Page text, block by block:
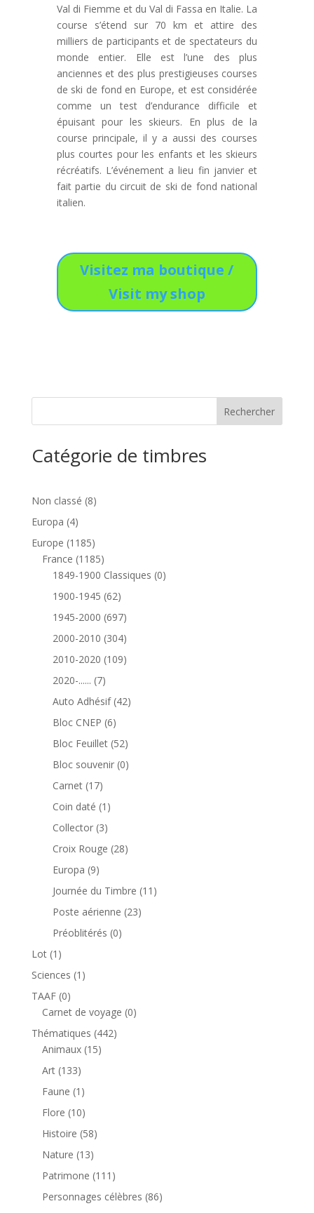
Val di Fiemme et du Val di Fassa en Italie. La
course s’étend sur 70 km et attire des
milliers de participants et de spectateurs du
monde entier. Elle est l’une des plus
anciennes et des plus prestigieuses courses
de ski de fond en Europe, et est considérée
comme un test d’endurance difficile et
épuisant pour les skieurs. En plus de la
course principale, il y a aussi des courses
plus courtes pour les enfants et les skieurs
récréatifs. L’événement a lieu fin janvier et
fait partie du circuit de ski de fond national
italien.
Visitez ma boutique /
Visit my shop
Catégorie de timbres
Non classé 88
Europa 44
produits
Europe 11851185
produits
France 11851185
produits
1849-1900 Classiques 00
1900-1945 6262
produits
1945-2000 697697
produits
2000-2010 304304
produits
2010-2020 109109
2020-...... 77
produits
Auto Adhésif 4242
Bloc CNEP 66
produits
Bloc Feuillet 5252
produits
Bloc souvenir 00
Carnet 1717
produits
Coin daté 1 1
produit
Collector 33
produits
Croix Rouge 2828
Europa 99
produits
Journée du Timbre 11 11
Poste aérienne 2323
Préoblitérés 00
Lot 1 1
produit
Sciences 1 1
TAAF 00
produit
Carnet de voyage 00
Thématiques 442442
Animaux 1515
Art 133133
produits
Faune 1 1
produit
Flore 1010
produits
Histoire 5858
Nature 1313
produits
Patrimone 111 111
produits
Personnages célèbres 8686